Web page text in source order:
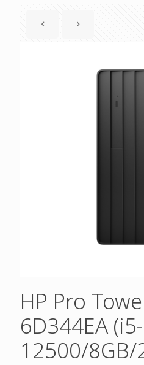
HP Pro
6D344EA (i5-
12500/8GB/